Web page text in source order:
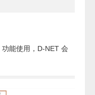
功能使用，D-NET 会